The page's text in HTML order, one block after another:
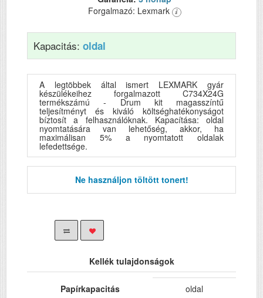
Forgalmazó: Lexmark
Kapacitás: oldal
A legtöbbek által ismert LEXMARK gyár
készülékeihez forgalmazott C734X24G
termékszámú - Drum kit magasszíntű
teljesítményt és kiváló költséghatékonyságot
bíztosít a felhasználóknak. Kapacítása: oldal
nyomtatására van lehetőség, akkor, ha
maximálisan 5% a nyomtatott oldalak
lefedettsége.
Ne használjon töltött tonert!
Kellék tulajdonságok
Papírkapacitás
oldal